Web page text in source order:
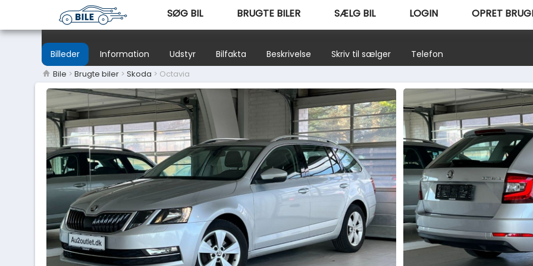
SØG BIL BRUGTE BILER SÆLG BIL LOGIN OPRET
Billeder Information Udstyr Bilfakta Beskrivelse Skriv til sælger Telefon
Bile > Brugte biler > Skoda > Octavia